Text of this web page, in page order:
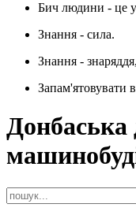
Бич людини - це
Знання - сила.
Знання -
Запам'ятовувати
Донбаська